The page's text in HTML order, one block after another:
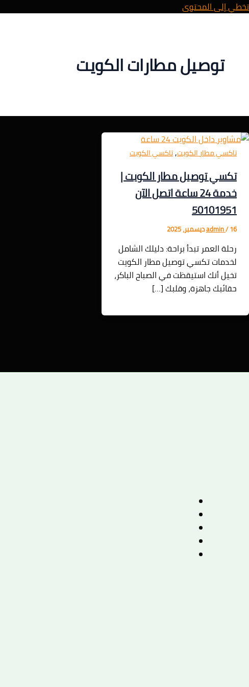
تخطي إلى المحتوى
توصيل مطارات الكويت
تاكسي مطار الكويت,تاكسي الكويت
تكسي توصيل مطار الكويت |
خدمة 24 ساعة اتصل الآن
50101951
admin/16 ديسمبر، 2025
رحلة العمر تبدأ براحة: دليلك الشامل
لخدمات تكسي توصيل مطار الكويت
تخيل أنك استيقظت في الصباح الباكر،
حقائبك جاهزة، وقلبك […]